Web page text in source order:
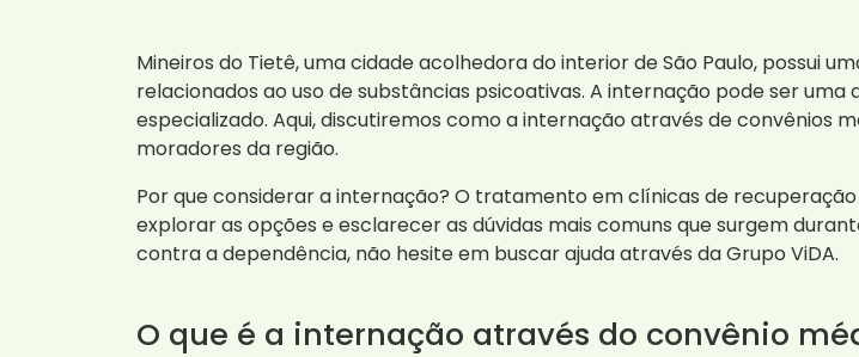
Mineiros do Tietê, uma cidade acolhedora do interior de São Paulo, possui
relacionados ao uso de substâncias psicoativas. A internação pode ser
especializado. Aqui, discutiremos como a internação através de convênios
moradores da região.
Por que considerar a internação? O tratamento em clínicas de
explorar as opções e esclarecer as dúvidas mais comuns que surgem
contra a dependência, não hesite em buscar ajuda através da Grupo ViDA.
O que é a internação através do convênio